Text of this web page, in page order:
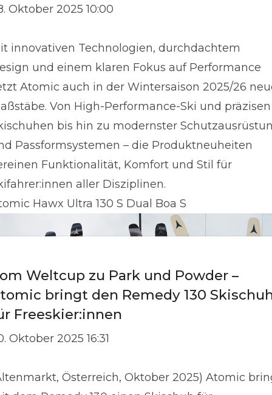
Oktober 2025 10:00
innovativen Technologien, durchdachtem
und einem klaren Fokus auf Performance
Atomic auch in der Wintersaison 2025/26
Von High-Performance-Ski und präzisen
bis hin zu modernster
Passformsystemen – die Produktneuheiten
Funktionalität, Komfort und Stil für
aller Disziplinen.
Hawx Ultra 130 S Dual Boa S
Weltcup zu Park und Powder –
bringt den Remedy 130
Freeskier:innen
Oktober 2025 16:31
Österreich, Oktober 2025) Atomic